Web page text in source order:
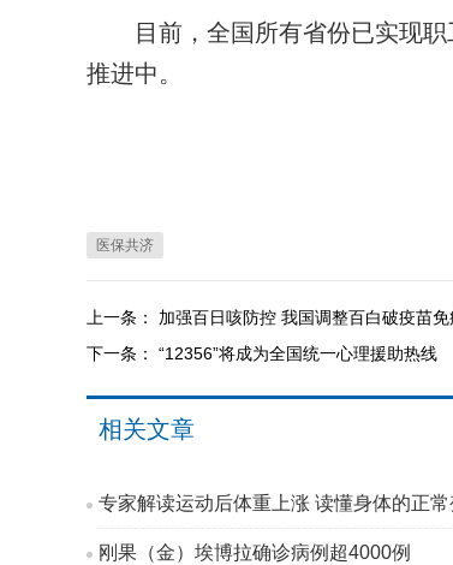
目前，全国所有省份已实现职
推进中。
医保共济
上一条： 加强百日咳防控 我国调整百白破疫苗
下一条： “12356”将成为全国统一心理援助热线
相关文章
专家解读运动后体重上涨 读懂身体的正
刚果（金）埃博拉确诊病例超4000例